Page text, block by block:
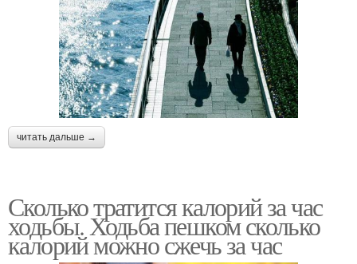
читать дальше →
Сколько тратится калорий за час
ходьбы. Ходьба пешком сколько
калорий можно сжечь за час